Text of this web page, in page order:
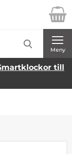
AB
Meny
till